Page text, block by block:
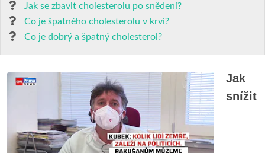
Jak se zbavit cholesterolu po snědení?
Co je špatného cholesterolu v krvi?
Co je dobrý a špatný cholesterol?
Jak
snížit